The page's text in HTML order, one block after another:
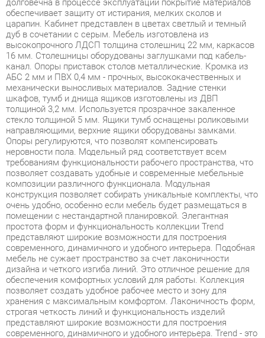
высокопрочного ЛДСП толщина столешниц 22 мм, каркасов
16 мм. Столешницы оборудованы заглушками под кабель-
канал. Опоры приставок столов металлические. Кромка из
АБС 2 мм и ПВХ 0,4 мм - прочных, высококачественных и
механически выносливых материалов. Задние стенки
шкафов, тумб и днища ящиков изготовлены из ДВП
толщиной 3,2 мм. Используется прозрачное закаленное
стекло толщиной 5 мм. Ящики тумб оснащены роликовыми
направляющими, верхние ящики оборудованы замками.
Опоры регулируются, что позволят компенсировать
неровности пола. Модельный ряд соответствует всем
требованиям функциональности рабочего пространства, что
позволяет создавать удобные и современные мебельные
композиции различного функционала. Модульная
конструкция позволяет собирать уникальные комплекты, что
очень удобно, особенно если мебель будет размещаться в
помещении с нестандартной планировкой. Элегантная
простота форм и функциональность коллекции Trend
представляют широкие возможности для построения
современного, динамичного и удобного интерьера. Подобная
мебель не сужает пространство за счет лаконичности
дизайна и четкого изгиба линий. Это отличное решение для
обеспечения комфортных условий для работы. Коллекция
позволяет создать удобное рабочее место и зону для
хранения с максимальным комфортом. Лаконичность форм,
строгая четкость линий и функциональность изделий
представляют широкие возможности для построения
современного, динамичного и удобного интерьера. Trend - это
отличное решение для обеспечения комфортных условий для
работы, а также современное и качественное оснащение для
офиса в формате open-space, переговорной зоны и
отдельного кабинета, позволяющее оптимизировать
пространство без ущерба для функциональности и удобства.